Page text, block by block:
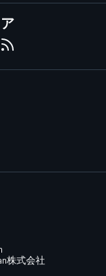
株式会社